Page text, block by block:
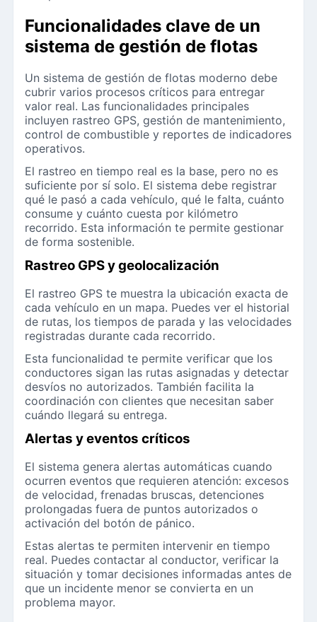
Funcionalidades clave de un
sistema de gestión de flotas
Un sistema de gestión de flotas moderno debe
cubrir varios procesos críticos para entregar
valor real. Las funcionalidades principales
incluyen rastreo GPS, gestión de mantenimiento,
control de combustible y reportes de indicadores
operativos.
El rastreo en tiempo real es la base, pero no es
suficiente por sí solo. El sistema debe registrar
qué le pasó a cada vehículo, qué le falta, cuánto
consume y cuánto cuesta por kilómetro
recorrido. Esta información te permite gestionar
de forma sostenible.
Rastreo GPS y geolocalización
El rastreo GPS te muestra la ubicación exacta de
cada vehículo en un mapa. Puedes ver el historial
de rutas, los tiempos de parada y las velocidades
registradas durante cada recorrido.
Esta funcionalidad te permite verificar que los
conductores sigan las rutas asignadas y detectar
desvíos no autorizados. También facilita la
coordinación con clientes que necesitan saber
cuándo llegará su entrega.
Alertas y eventos críticos
El sistema genera alertas automáticas cuando
ocurren eventos que requieren atención: excesos
de velocidad, frenadas bruscas, detenciones
prolongadas fuera de puntos autorizados o
activación del botón de pánico.
Estas alertas te permiten intervenir en tiempo
real. Puedes contactar al conductor, verificar la
situación y tomar decisiones informadas antes de
que un incidente menor se convierta en un
problema mayor.